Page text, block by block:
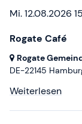
Mi. 12.08.2026
Rogate Café
Rogate
DE-22145
Weiterlesen